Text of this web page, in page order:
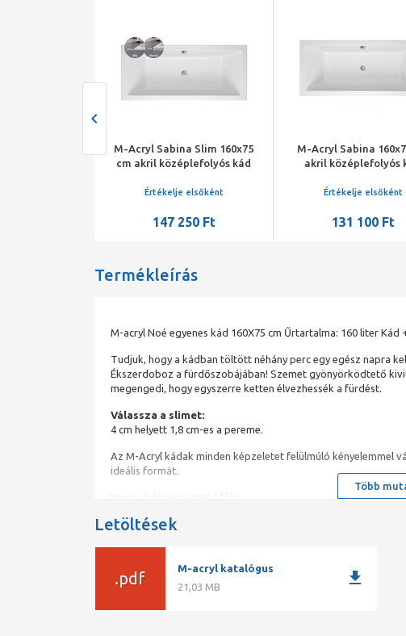
M-Acryl Sabina Slim 160x75
cm akril középlefolyós kád
szettel
Értékelje elsőként
147 250 Ft
M-Acryl Sabina
akril középlefolyós
szettel
Értékelje elsőként
131 100 Ft
Termékleírás
M-acryl Noé egyenes kád 160X75 cm Űrtartalma: 160 liter Kád
Tudjuk, hogy a kádban töltött néhány perc egy egész napra
Ékszerdoboz a fürdőszobájában! Szemet gyönyörködtető
megengedi, hogy egyszerre ketten élvezhessék a fürdést.
Válassza a slimet:
4 cm helyett 1,8 cm-es a pereme.
Az M-Acryl kádak minden képzeletet felülmúló kényelemmel
ideális formát.
alapanyagból készült kádakat hoztunk létre, hanem a
Nem kell elutaznia, hogy egy drága wellness hétvégén oldja
formájú és
nagy az alapterülete.
Több
Letöltések
.pdf
M-acryl katalógus
21,03 MB
download